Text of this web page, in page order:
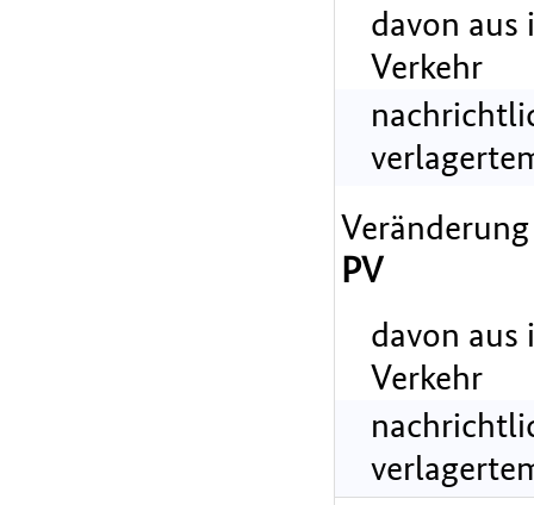
davon
Verkehr
PV
davon
Verkehr